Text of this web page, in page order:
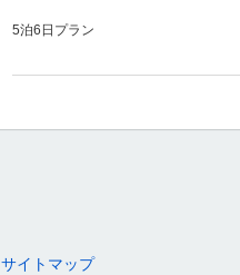
5泊6日プラン
サイトマップ